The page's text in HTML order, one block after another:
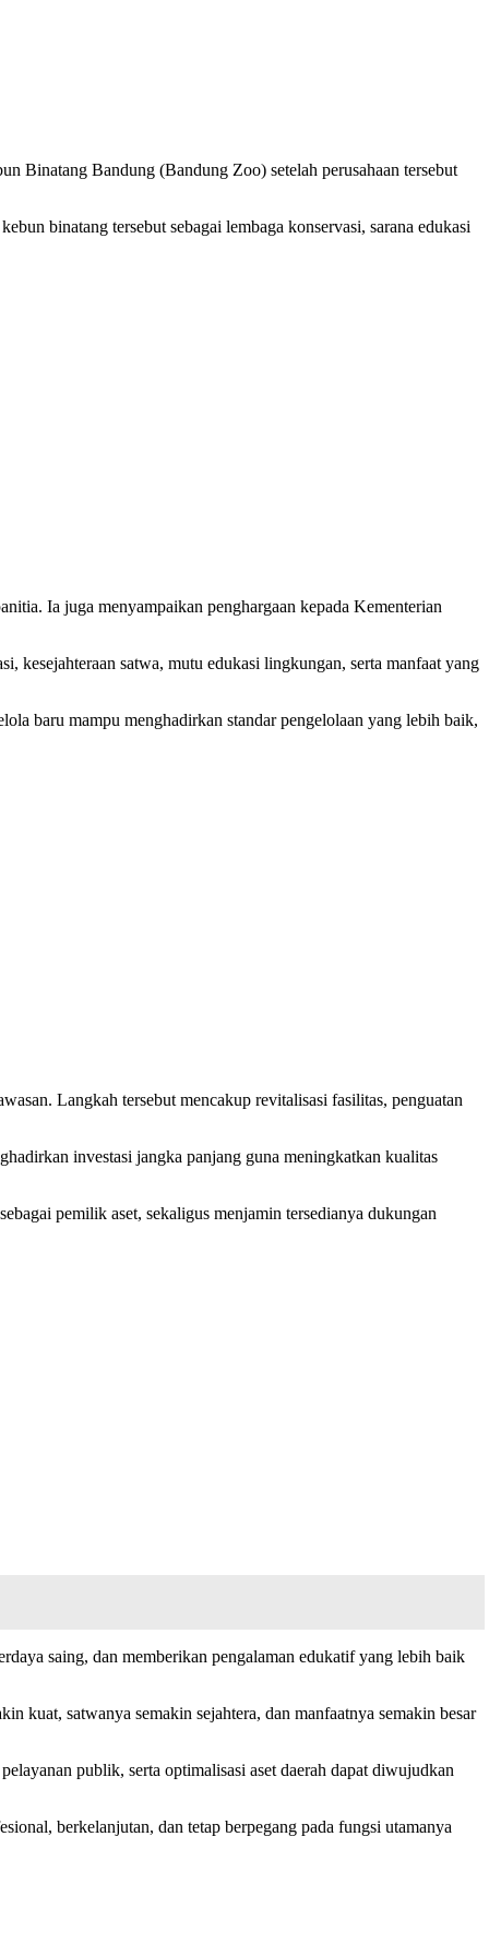
Bandung (Bandung Zoo) setelah perusahaan tersebut
binatang tersebut sebagai lembaga konservasi, sarana edukasi
Ia juga menyampaikan penghargaan kepada Kementerian
kesejahteraan satwa, mutu edukasi lingkungan, serta manfaat yang
baru mampu menghadirkan standar pengelolaan yang lebih baik,
Langkah tersebut mencakup revitalisasi fasilitas, penguatan
investasi jangka panjang guna meningkatkan kualitas
pemilik aset, sekaligus menjamin tersedianya dukungan
saing, dan memberikan pengalaman edukatif yang lebih baik
kuat, satwanya semakin sejahtera, dan manfaatnya semakin besar
publik, serta optimalisasi aset daerah dapat diwujudkan
berkelanjutan, dan tetap berpegang pada fungsi utamanya